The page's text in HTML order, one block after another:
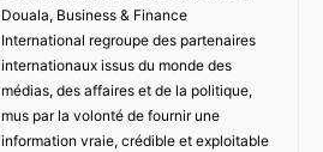
Douala, Business & Finance
International regroupe des partenaires
internationaux issus du monde des
médias, des affaires et de la politique,
mus par la volonté de fournir une
information vraie, crédible et exploitable